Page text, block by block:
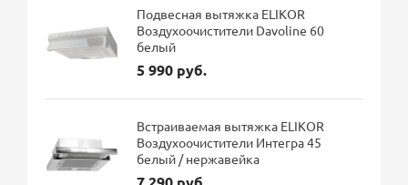
Подвесная вытяжка ELIKOR
Воздухоочистители Davoline 60
белый
5 990 руб.
Встраиваемая вытяжка ELIKOR
Воздухоочистители Интегра 45
белый / нержавейка